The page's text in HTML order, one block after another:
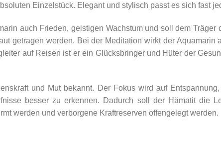
Einzelstück. Elegant und stylisch passt es sich fast
auch Frieden, geistigen Wachstum und soll dem
getragen werden. Bei der Meditation wirkt der
auf Reisen ist er ein Glücksbringer und Hüter der
und Mut bekannt. Der Fokus wird auf
besser zu erkennen. Dadurch soll der Hämatit die
werden und verborgene Kraftreserven offengelegt werden.